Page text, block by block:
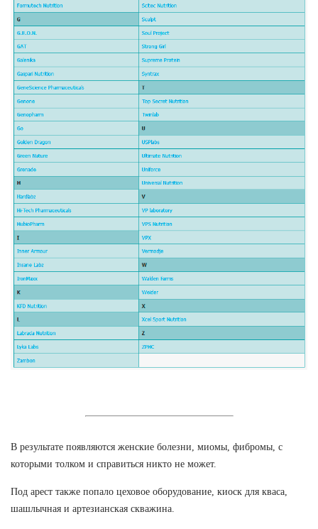
В результате появляются женские болезни, миомы, фибромы, с
которыми толком и справиться никто не может.
Под арест также попало цеховое оборудование, киоск для кваса,
шашлычная и артезианская скважина.